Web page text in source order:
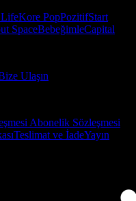
LifeKore PopPozitifStart
SpaceBebeğimleCapital
Ulaşın
Abonelik Sözleşmesi
Teslimat ve İadeYayın